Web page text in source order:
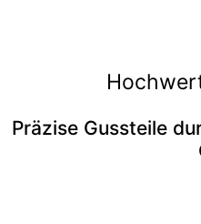
Präzise Gussteile